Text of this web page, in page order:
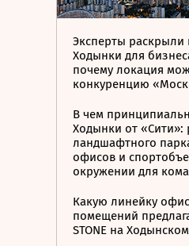
Эксперты раскрыли
Ходынки для
почему локация
конкуренцию
В чем
Ходынки от «Сити»:
ландшафтного
офисов и
окружении для
Какую линейку
помещений
STONE на